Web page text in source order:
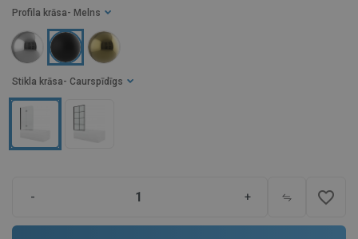
Stikla krāsa - Caurspīdīgs
Profila krāsa - Melns
- + favorite_border